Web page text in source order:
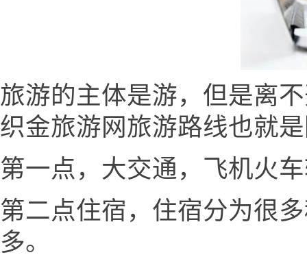
旅游的主体是游，但是离
织金旅游网旅游路线也就
第一点，大交通，飞机火
第二点住宿，住宿分为很
多。